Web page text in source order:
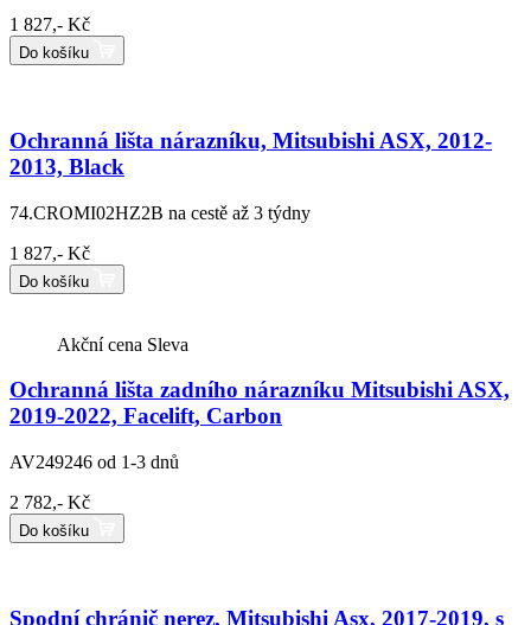
1 827,- Kč
Do košíku
Ochranná lišta nárazníku, Mitsubishi ASX, 2012-
2013, Black
74.CROMI02HZ2B na cestě až 3 týdny
1 827,- Kč
Do košíku
Akční cena Sleva
Ochranná lišta zadního nárazníku Mitsubishi ASX,
2019-2022, Facelift, Carbon
AV249246 od 1-3 dnů
2 782,- Kč
Do košíku
Spodní chránič nerez, Mitsubishi Asx, 2017-2019, s